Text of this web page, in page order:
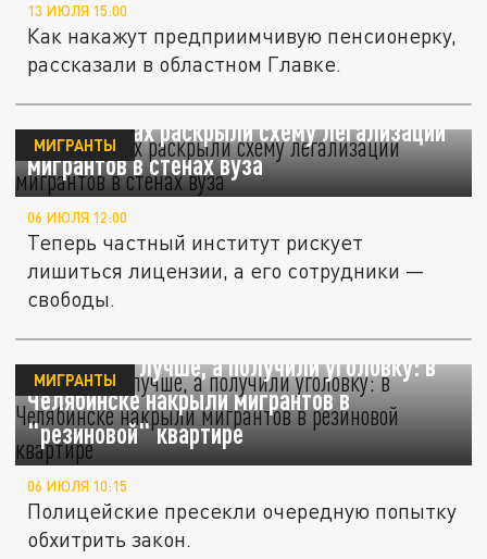
13 ИЮЛЯ 15:00
Как накажут предприимчивую пенсионерку,
рассказали в областном Главке.
В Ессентуках раскрыли схему легализации
мигрантов в стенах вуза
МИГРАНТЫ
06 ИЮЛЯ 12:00
Теперь частный институт рискует
лишиться лицензии, а его сотрудники —
свободы.
Хотели как лучше, а получили уголовку: в
Челябинске накрыли мигрантов в
"резиновой" квартире
МИГРАНТЫ
06 ИЮЛЯ 10:15
Полицейские пресекли очередную попытку
обхитрить закон.